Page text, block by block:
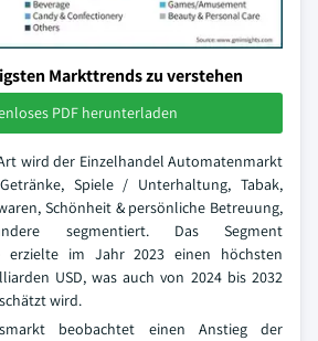
Markttrends zu verstehen
PDF herunterladen
wird der Einzelhandel Automatenmarkt
Spiele / Unterhaltung, Tabak,
Schönheit & persönliche Betreuung,
segmentiert. Das Segment
erzielte im Jahr 2023 einen höchsten
USD, was auch von 2024 bis 2032
wird.
beobachtet einen Anstieg der